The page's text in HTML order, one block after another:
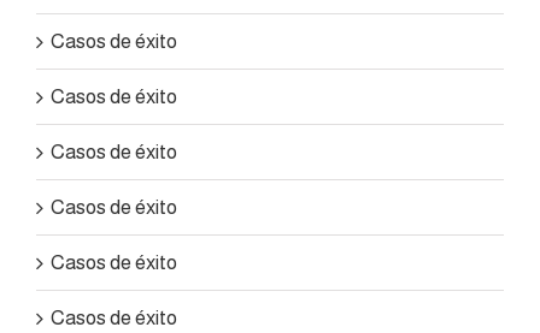
Casos de éxito
Casos de éxito
Casos de éxito
Casos de éxito
Casos de éxito
Casos de éxito